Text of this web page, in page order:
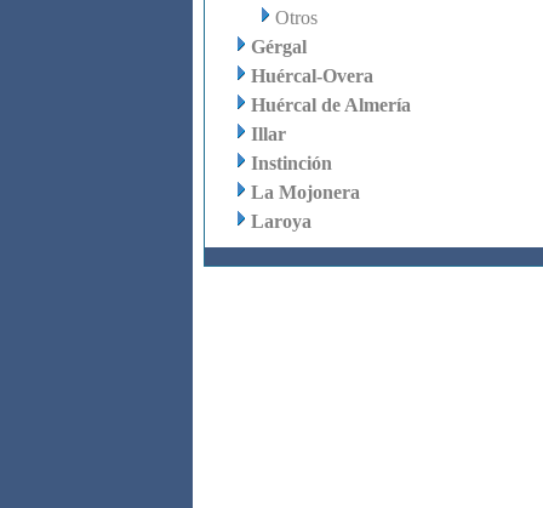
Otros
Gérgal
Huércal-Overa
Huércal de Almería
Illar
Instinción
La Mojonera
Laroya